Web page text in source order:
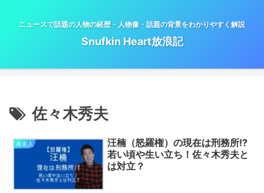
ニュースで話題の人物の経歴・人物像・話題の背景をわかりやすく解説
Snufkin Heart放浪記
佐々木秀夫
有名人
汪楠（怒羅権）の現在は刑務所!?
若い頃や生い立ち！佐々木秀夫と
は対立？